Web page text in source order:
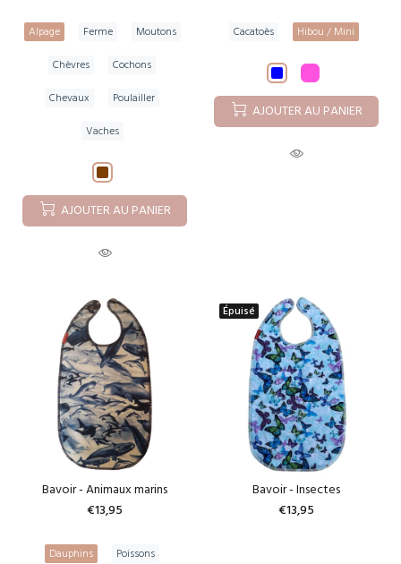
Alpage Ferme
Moutons
Chèvres
Cochons
Chevaux
Poulailler
Vaches
AJOUTER AU PANIER
Cacatoès Hibou / Mini
AJOUTER AU PANIER
Bavoir - Animaux marins
€13,95
Dauphins
Poissons
Épuisé
Bavoir - Insectes
€13,95